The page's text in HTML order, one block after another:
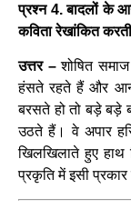
प्रश्न 4. बादलों के
कविता रेखांकित
उत्तर –शोषित
हंसते रहते हैं और
बरसते हो तो बड़े बड़े
उठते हैं। वे अपार
खिलखिलाते हुए
प्रकृति में इसी प्रकार